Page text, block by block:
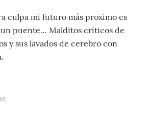
culpa mi futuro más proximo es
un puente… Malditos críticos de
y sus lavados de cerebro con